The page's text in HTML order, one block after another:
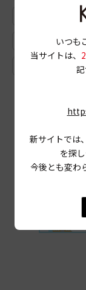
#
# チーズカレー
# 正
いつも
当サイトは、
新サイトでは
を探
今後とも変わ